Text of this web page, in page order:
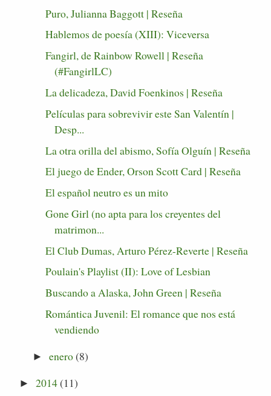
Puro, Julianna Baggott | Reseña
Hablemos de poesía (XIII): Viceversa
Fangirl, de Rainbow Rowell | Reseña
(#FangirlLC)
La delicadeza, David Foenkinos | Reseña
Películas para sobrevivir este San Valentín |
Desp...
La otra orilla del abismo, Sofía Olguín | Reseña
El juego de Ender, Orson Scott Card | Reseña
El español neutro es un mito
Gone Girl (no apta para los creyentes del
matrimon...
El Club Dumas, Arturo Pérez-Reverte | Reseña
Poulain's Playlist (II): Love of Lesbian
Buscando a Alaska, John Green | Reseña
Romántica Juvenil: El romance que nos está
vendiendo
► enero(8)
►2014(11)